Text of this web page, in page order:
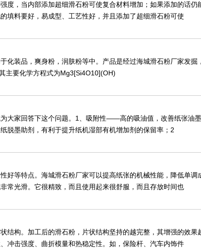
度，当内部添加超细滑石粉可使复合材料增加；如果添加的话仍
填料要好，易成型、工艺性好，并且添加了超细滑石粉可使
化装品，爽身粉，润肤粉等中。产品是经过海城滑石粉厂家发掘
主要化学方程式为Mg3[Si4O10](OH)
大家回答下这个问题。1、吸附性——高的吸油值，改善纸张油
脱墨助剂，有利于提升纸机湿部有机增加剂的保留率；2
好等特点。海城滑石粉厂家可以提高纸张的机械性能，降低单调
常光滑。它很精致，而且使用起来很舒服，而且存放时间也
结构。加工后的滑石粉，片状结构坚持的越完整，其增强的效果
冲击强度、曲折模量和热稳定性。如，保险杆、汽车内饰件